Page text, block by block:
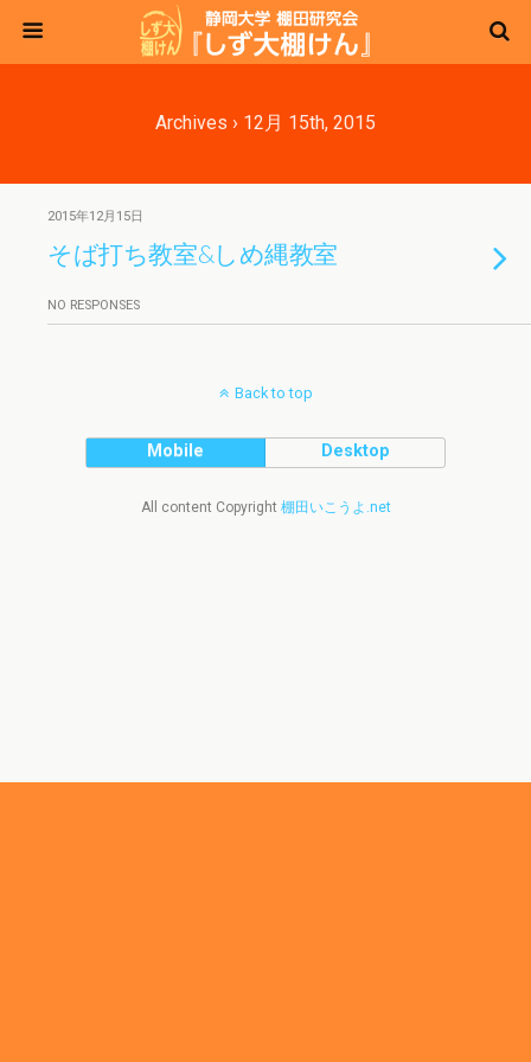
Archives › 12月 15th, 2015
2015年12月15日
そば打ち教室&しめ縄教室
NO RESPONSES
Back to top
Mobile Desktop
All content Copyright 棚田いこうよ.net